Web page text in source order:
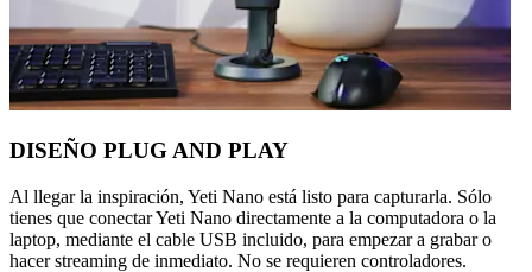
DISEÑO PLUG AND PLAY
Al llegar la inspiración, Yeti Nano está listo para capturarla. Sólo
tienes que conectar Yeti Nano directamente a la computadora o la
laptop, mediante el cable USB incluido, para empezar a grabar o
hacer streaming de inmediato. No se requieren controladores.